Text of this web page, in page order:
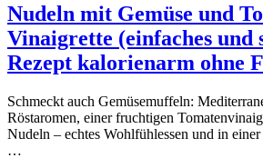
Nudeln mit Gemüse und
Vinaigrette (einfaches und
Rezept kalorienarm ohne
Schmeckt auch Gemüsemuffeln:
Röstaromen, einer fruchtigen
Nudeln – echtes Wohlfühlessen und in
…